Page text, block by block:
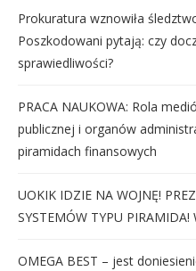
Prokuratura wznowiła
Poszkodowani pytają: czy
sprawiedliwości?
PRACA NAUKOWA: Rola
publicznej i organów
piramidach finansowych
UOKIK IDZIE NA WOJNĘ!
SYSTEMÓW TYPU PIRAMIDA!
OMEGA BEST – jest